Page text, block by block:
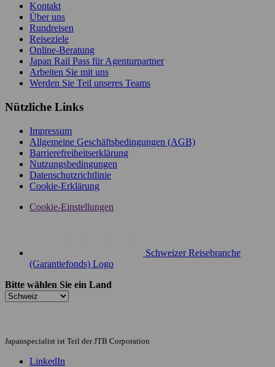
Kontakt
Über uns
Rundreisen
Reiseziele
Online-Beratung
Japan Rail Pass für Agenturpartner
Arbeiten Sie mit uns
Werden Sie Teil unseres Teams
Nützliche Links
Impressum
Allgemeine Geschäftsbedingungen (AGB)
Barrierefreiheitserklärung
Nutzungsbedingungen
Datenschutzrichtlinie
Cookie-Erklärung
Cookie-Einstellungen
Schweizer Reisebranche
(Garantiefonds) Logo
Bitte wählen Sie ein Land
Japanspecialist ist Teil der JTB Corporation
LinkedIn